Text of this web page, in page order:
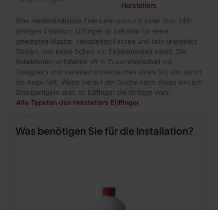
Herstellers
Eine niederländische Premiummarke mit einer über 145-
jährigen Tradition. Eijffinger ist bekannt für seine
gewagten Muster, verspielten Farben und sein originelles
Design, das keine Scheu vor Experimenten kennt. Die
Kollektionen entstehen oft in Zusammenarbeit mit
Designern und verleihen Innenräumen einen Stil, der sofort
ins Auge fällt. Wenn Sie auf der Suche nach etwas wirklich
Einzigartigem sind, ist Eijffinger die richtige Wahl.
Alle Tapeten des Herstellers Eijffinger
Was benötigen Sie für die Installation?